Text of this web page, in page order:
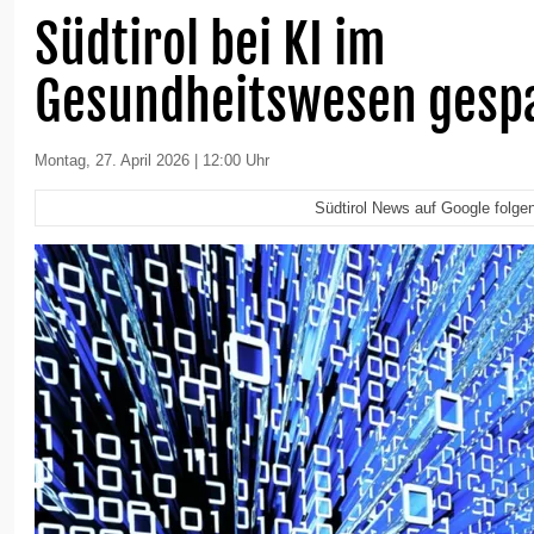
Südtirol bei KI im
Gesundheitswesen
Montag, 27. April 2026 | 12:00 Uhr
Südtirol News auf Google